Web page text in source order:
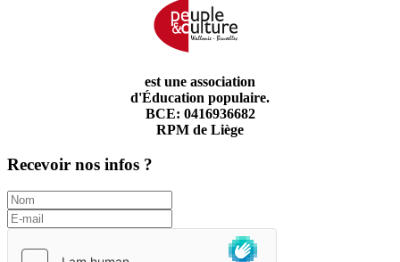
est une association
d'Éducation populaire.
BCE: 0416936682
RPM de Liège
Recevoir nos infos ?